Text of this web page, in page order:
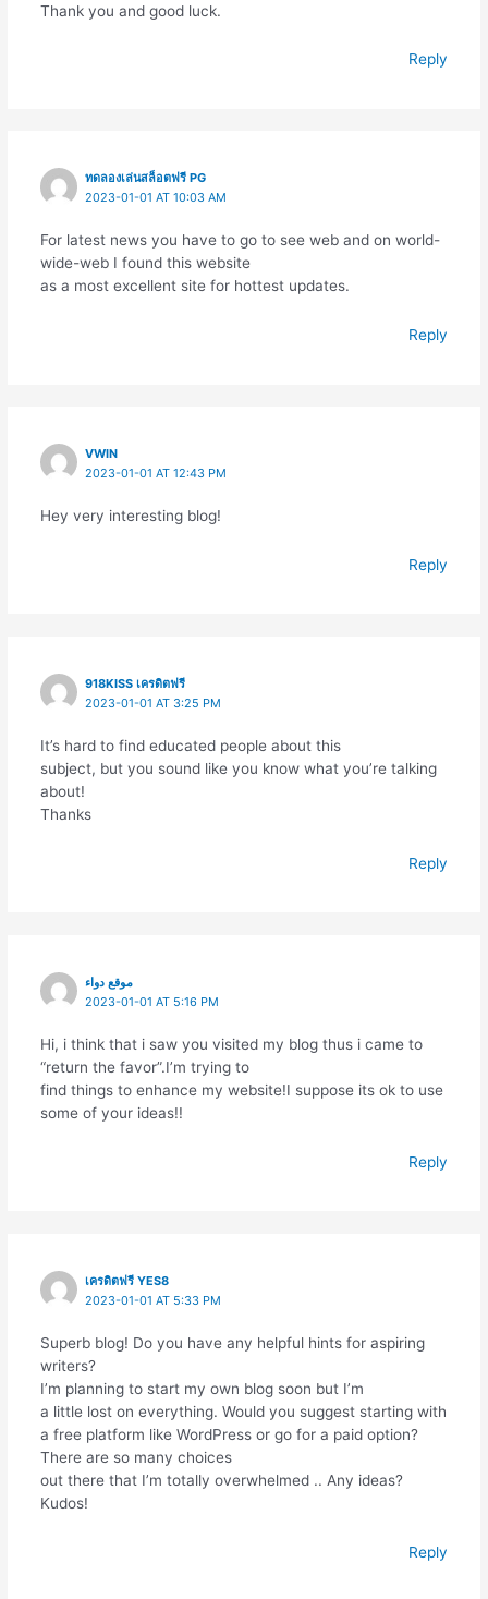
Thank you and good luck.
Reply
ทดลองเล่นสล็อตฟรี PG
2023-01-01 AT 10:03 AM
For latest news you have to go to see web and on world-
wide-web I found this website
as a most excellent site for hottest updates.
Reply
VWIN
2023-01-01 AT 12:43 PM
Hey very interesting blog!
Reply
918KISS เครดิตฟรี
2023-01-01 AT 3:25 PM
It’s hard to find educated people about this
subject, but you sound like you know what you’re talking
about!
Thanks
Reply
موقع دواء
2023-01-01 AT 5:16 PM
Hi, i think that i saw you visited my blog thus i came to
“return the favor”.I’m trying to
find things to enhance my website!I suppose its ok to use
some of your ideas!!
Reply
เครดิตฟรี YES8
2023-01-01 AT 5:33 PM
Superb blog! Do you have any helpful hints for aspiring
writers?
I’m planning to start my own blog soon but I’m
a little lost on everything. Would you suggest starting with
a free platform like WordPress or go for a paid option?
There are so many choices
out there that I’m totally overwhelmed .. Any ideas?
Kudos!
Reply